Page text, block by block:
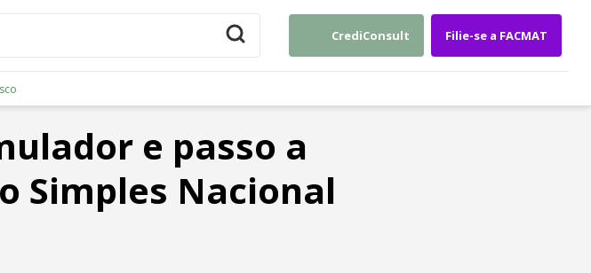
CrediConsult Filie-se a FACMAT
e passo a
Simples Nacional